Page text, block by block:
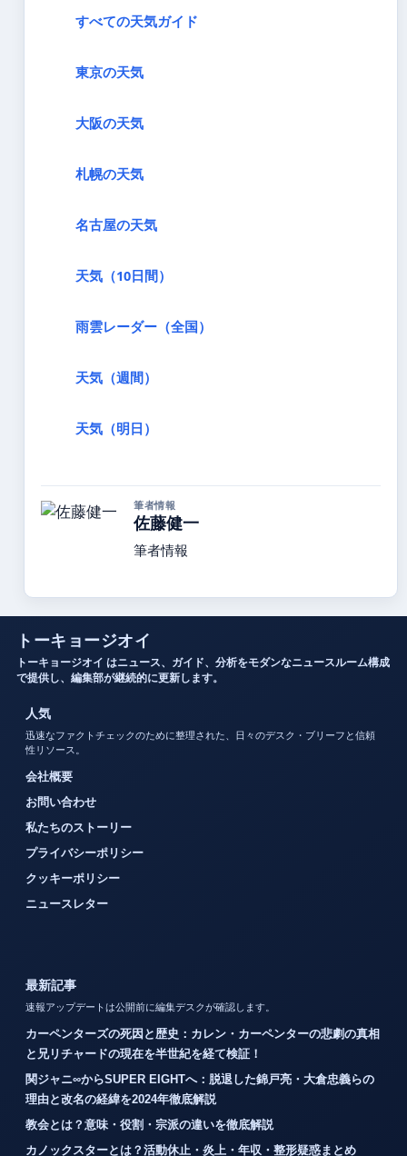
すべての天気ガイド
東京の天気
大阪の天気
札幌の天気
名古屋の天気
天気（10日間）
雨雲レーダー（全国）
天気（週間）
天気（明日）
筆者情報
佐藤健一
筆者情報
トーキョージオイ
トーキョージオイ はニュース、ガイド、分析をモダンなニュースルーム構成
で提供し、編集部が継続的に更新します。
人気
迅速なファクトチェックのために整理された、日々のデスク・ブリーフと信頼
性リソース。
会社概要
お問い合わせ
私たちのストーリー
プライバシーポリシー
クッキーポリシー
ニュースレター
最新記事
速報アップデートは公開前に編集デスクが確認します。
カーペンターズの死因と歴史：カレン・カーペンターの悲劇の真相
と兄リチャードの現在を半世紀を経て検証！
関ジャニ∞からSUPER EIGHTへ：脱退した錦戸亮・大倉忠義らの
理由と改名の経緯を2024年徹底解説
教会とは？意味・役割・宗派の違いを徹底解説
カノックスターとは？活動休止・炎上・年収・整形疑惑まとめ